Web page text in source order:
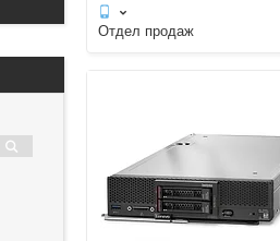
Отдел продаж